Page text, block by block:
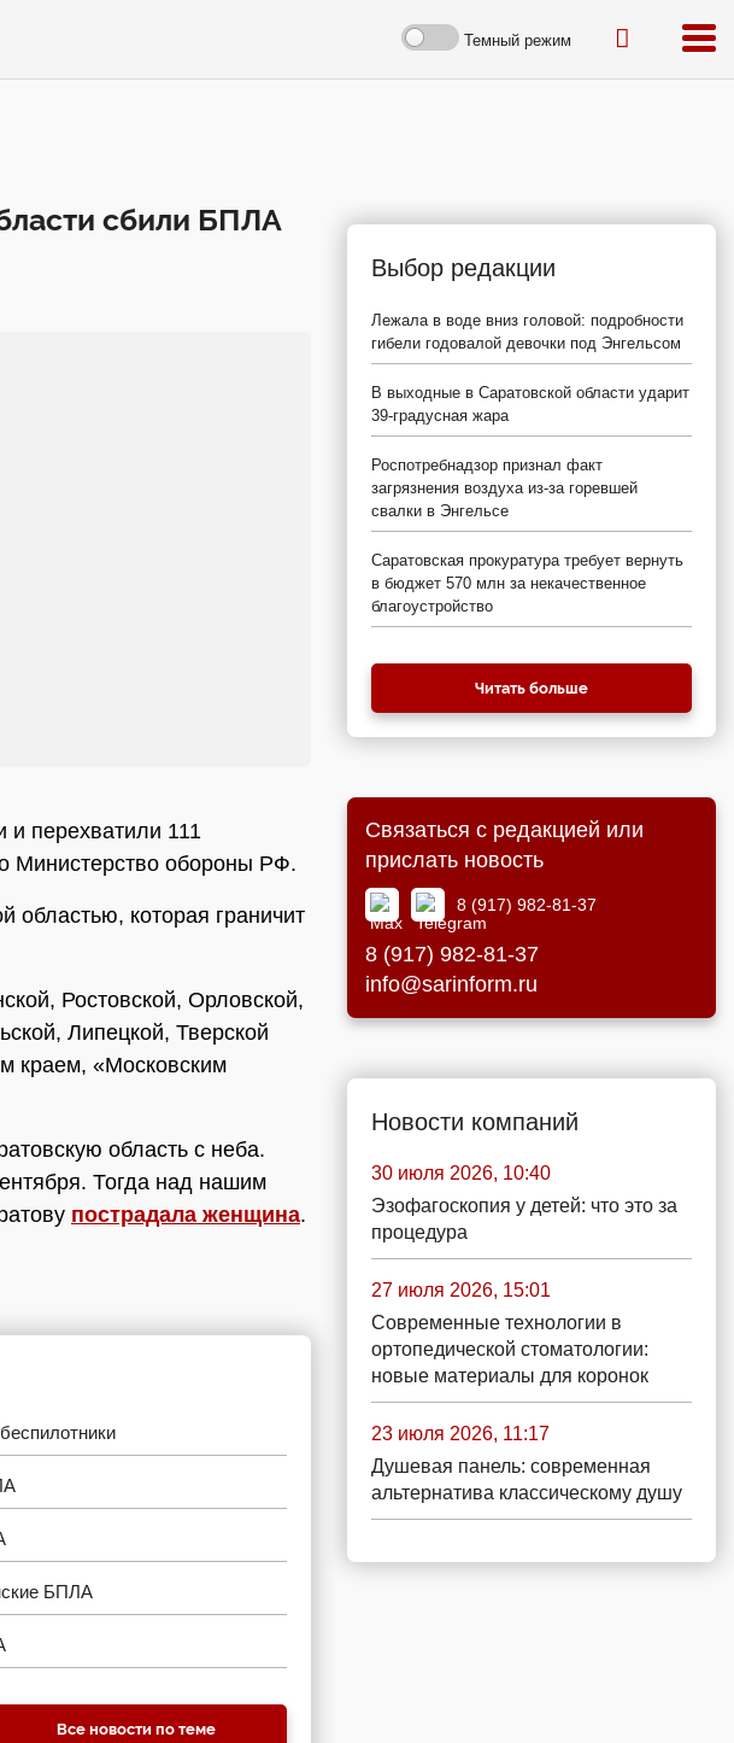
Темный режим
сбили БПЛА
и перехватили 111
Министерство обороны РФ.
областью, которая граничит
Ростовской, Орловской,
Липецкой, Тверской
краем, «Московским
область с неба.
Тогда над нашим
пострадала женщина.
БПЛА
Все новости по теме
Выбор редакции
Лежала в воде вниз головой: подробности
гибели годовалой девочки под Энгельсом
В выходные в Саратовской области ударит
39-градусная жара
Роспотребнадзор признал факт
загрязнения воздуха из-за горевшей
свалки в Энгельсе
Саратовская прокуратура требует вернуть
в бюджет 570 млн за некачественное
благоустройство
Читать больше
Связаться с редакцией или
прислать новость
8 (917) 982-81-37
8 (917) 982-81-37
info@sarinform.ru
Новости компаний
30 июля 2026, 10:40
Эзофагоскопия у детей: что это за
процедура
27 июля 2026, 15:01
Современные технологии в
ортопедической стоматологии:
новые материалы для коронок
23 июля 2026, 11:17
Душевая панель: современная
альтернатива классическому душу